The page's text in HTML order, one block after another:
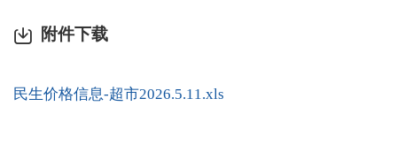
附件下载
民生价格信息-超市2026.5.11.xls